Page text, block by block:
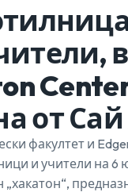
от
факултет и
и учители на 6